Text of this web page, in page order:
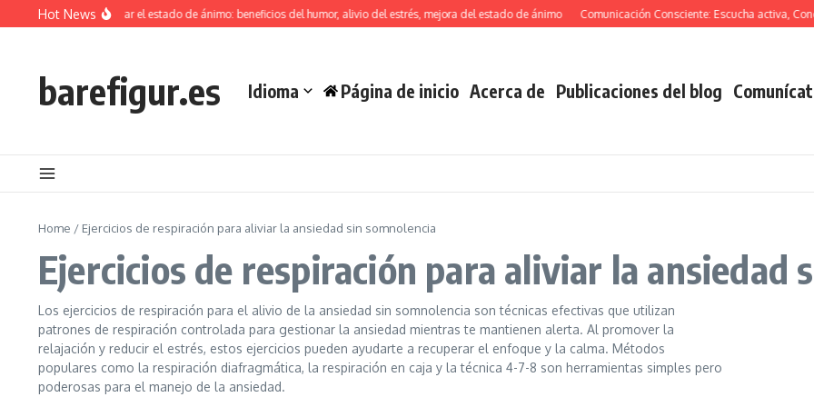
Skip to content
Hot News
risa para mejorar el estado de ánimo: beneficios del humor, alivio del estrés, mejora del estado de ánimo Comunicación Consciente: Escucha activa,
barefigur.es Idioma Página de inicio Acerca de Publicaciones del blog
Home / Ejercicios de respiración para aliviar la ansiedad sin somnolencia
Ejercicios de respiración para aliviar la ansiedad
Los ejercicios de respiración para el alivio de la ansiedad sin somnolencia son técnicas efectivas que utilizan
patrones de respiración controlada para gestionar la ansiedad mientras te mantienen alerta. Al promover la
relajación y reducir el estrés, estos ejercicios pueden ayudarte a recuperar el enfoque y la calma. Métodos
populares como la respiración diafragmática, la respiración en caja y la técnica 4-7-8 son herramientas simples pero
poderosas para el manejo de la ansiedad.